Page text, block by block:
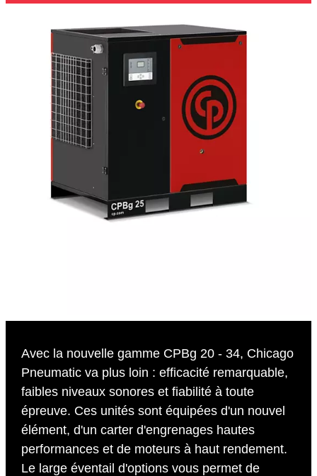
Avec la nouvelle gamme CPBg 20 - 34, Chicago
Pneumatic va plus loin : efficacité remarquable,
faibles niveaux sonores et fiabilité à toute
épreuve. Ces unités sont équipées d'un nouvel
élément, d'un carter d'engrenages hautes
performances et de moteurs à haut rendement.
Le large éventail d'options vous permet de